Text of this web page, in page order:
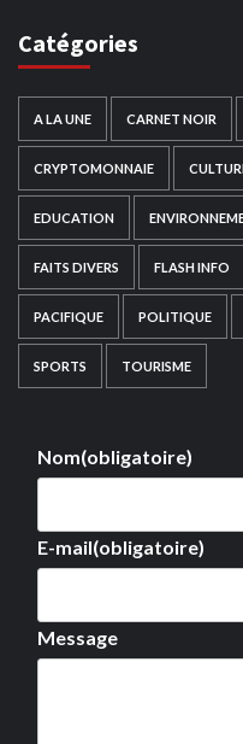
Catégories
A LA UNE CARNET NOIR
CRYPTOMONNAIE
EDUCATION
FAITS DIVERS FLASH INFO
PACIFIQUE POLITIQUE
SPORTS TOURISME
Nom(obligatoire)
E-mail(obligatoire)
Message